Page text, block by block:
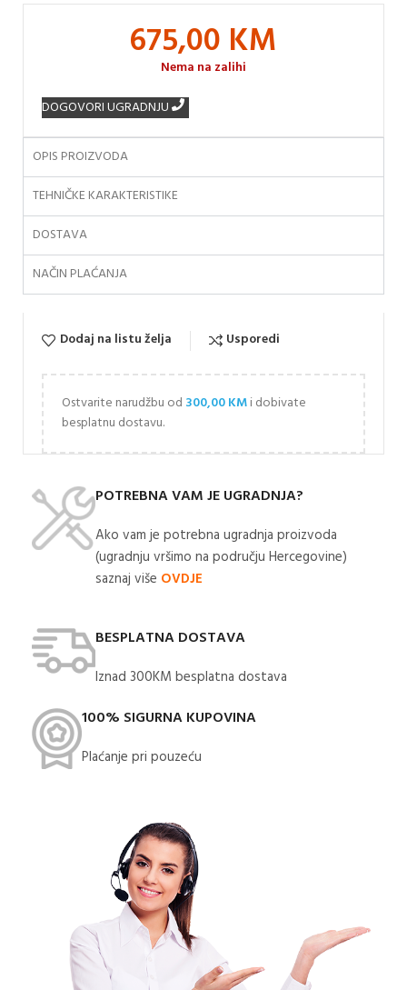
675,00 KM
Nema na zalihi
DOGOVORI UGRADNJU
OPIS PROIZVODA
TEHNIČKE KARAKTERISTIKE
DOSTAVA
NAČIN PLAĆANJA
Dodaj na listu želja Usporedi
Ostvarite narudžbu od 300,00KMi dobivate
besplatnu dostavu.
POTREBNA VAM JE UGRADNJA?
Ako vam je potrebna ugradnja proizvoda
(ugradnju vršimo na području Hercegovine)
saznaj više OVDJE
BESPLATNA DOSTAVA
Iznad 300KM besplatna dostava​
100% SIGURNA KUPOVINA
Plaćanje pri pouzeću